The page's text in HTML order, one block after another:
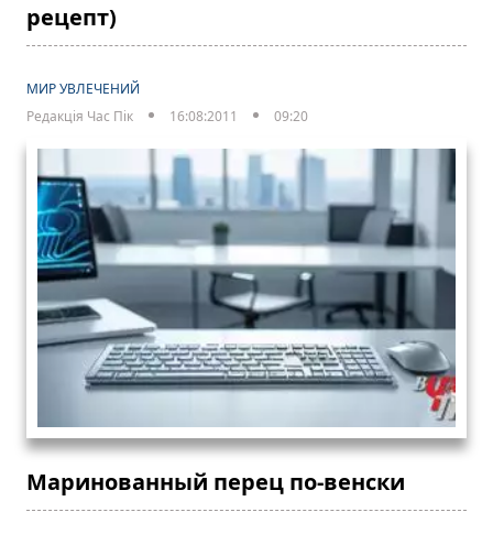
рецепт)
МИР УВЛЕЧЕНИЙ
Редакція Час Пік
16:08:2011 09:20
Маринованный перец по-венски